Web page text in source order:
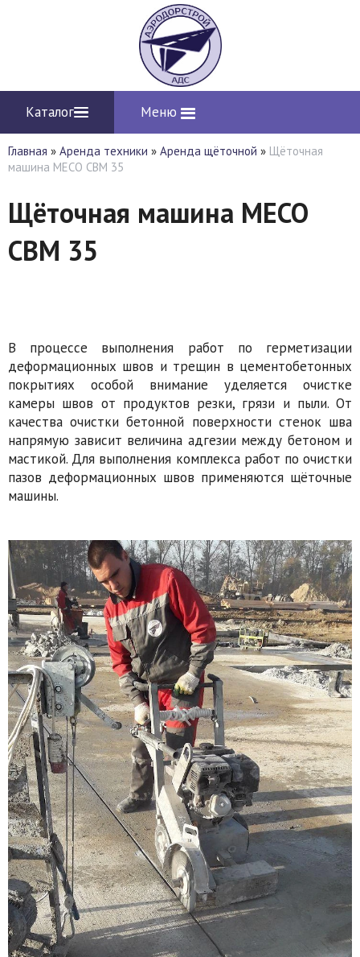
Каталог Меню
Главная » Аренда техники » Аренда щёточной » Щёточная
машина MECO CBM 35
Щёточная машина MECO
CBM 35
В процессе выполнения работ по герметизации
деформационных швов и трещин в цементобетонных
покрытиях особой внимание уделяется очистке
камеры швов от продуктов резки, грязи и пыли. От
качества очистки бетонной поверхности стенок шва
напрямую зависит величина адгезии между бетоном и
мастикой. Для выполнения комплекса работ по очистки
пазов деформационных швов применяются щёточные
машины.